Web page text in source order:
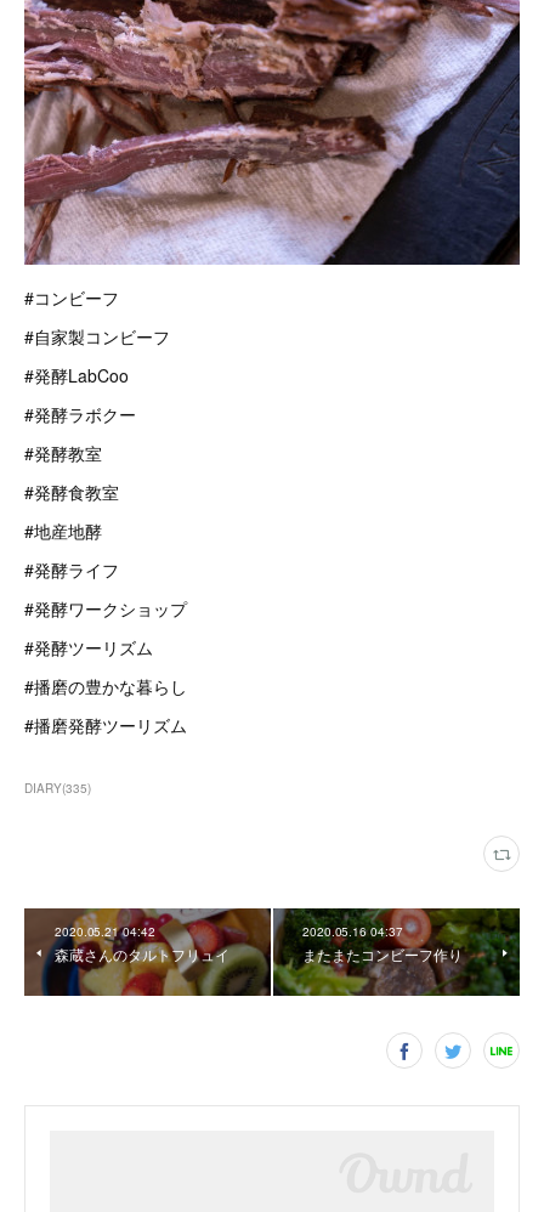
#コンビーフ
#自家製コンビーフ
#発酵LabCoo
#発酵ラボクー
#発酵教室
#発酵食教室
#地産地酵
#発酵ライフ
#発酵ワークショップ
#発酵ツーリズム
#播磨の豊かな暮らし
#播磨発酵ツーリズム
DIARY(335)
2020.05.21 04:42
森蔵さんのタルトフリュイ
2020.05.16 04:37
またまたコンビーフ作り